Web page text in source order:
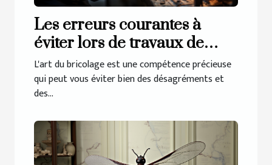
Les erreurs courantes à
éviter lors de travaux de
plomberie
L'art du bricolage est une compétence précieuse
qui peut vous éviter bien des désagréments et
des...